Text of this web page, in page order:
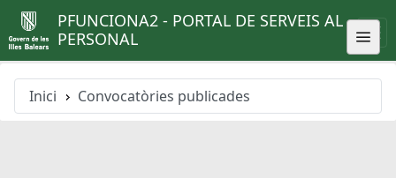
PFUNCIONA2 - PORTAL DE SERVEIS AL
PERSONAL
Inici Convocatòries publicades